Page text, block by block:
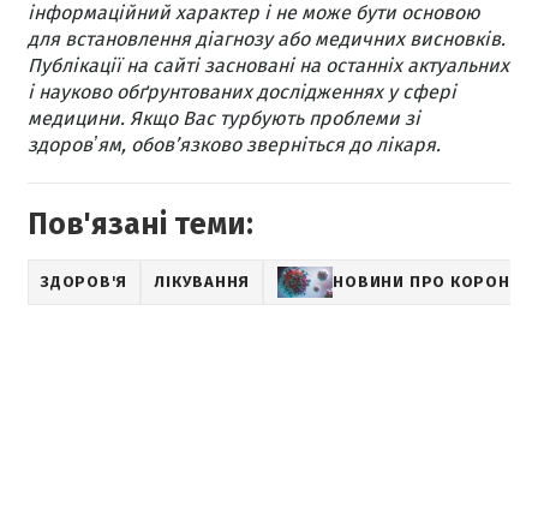
інформаційний характер і не може бути основою
для встановлення діагнозу або медичних висновків.
Публікації на сайті засновані на останніх актуальних
і науково обґрунтованих дослідженнях у сфері
медицини. Якщо Вас турбують проблеми зі
здоровʼям, обов’язково зверніться до лікаря.
Пов'язані теми:
ЗДОРОВ'Я ЛІКУВАННЯ НОВИНИ ПРО